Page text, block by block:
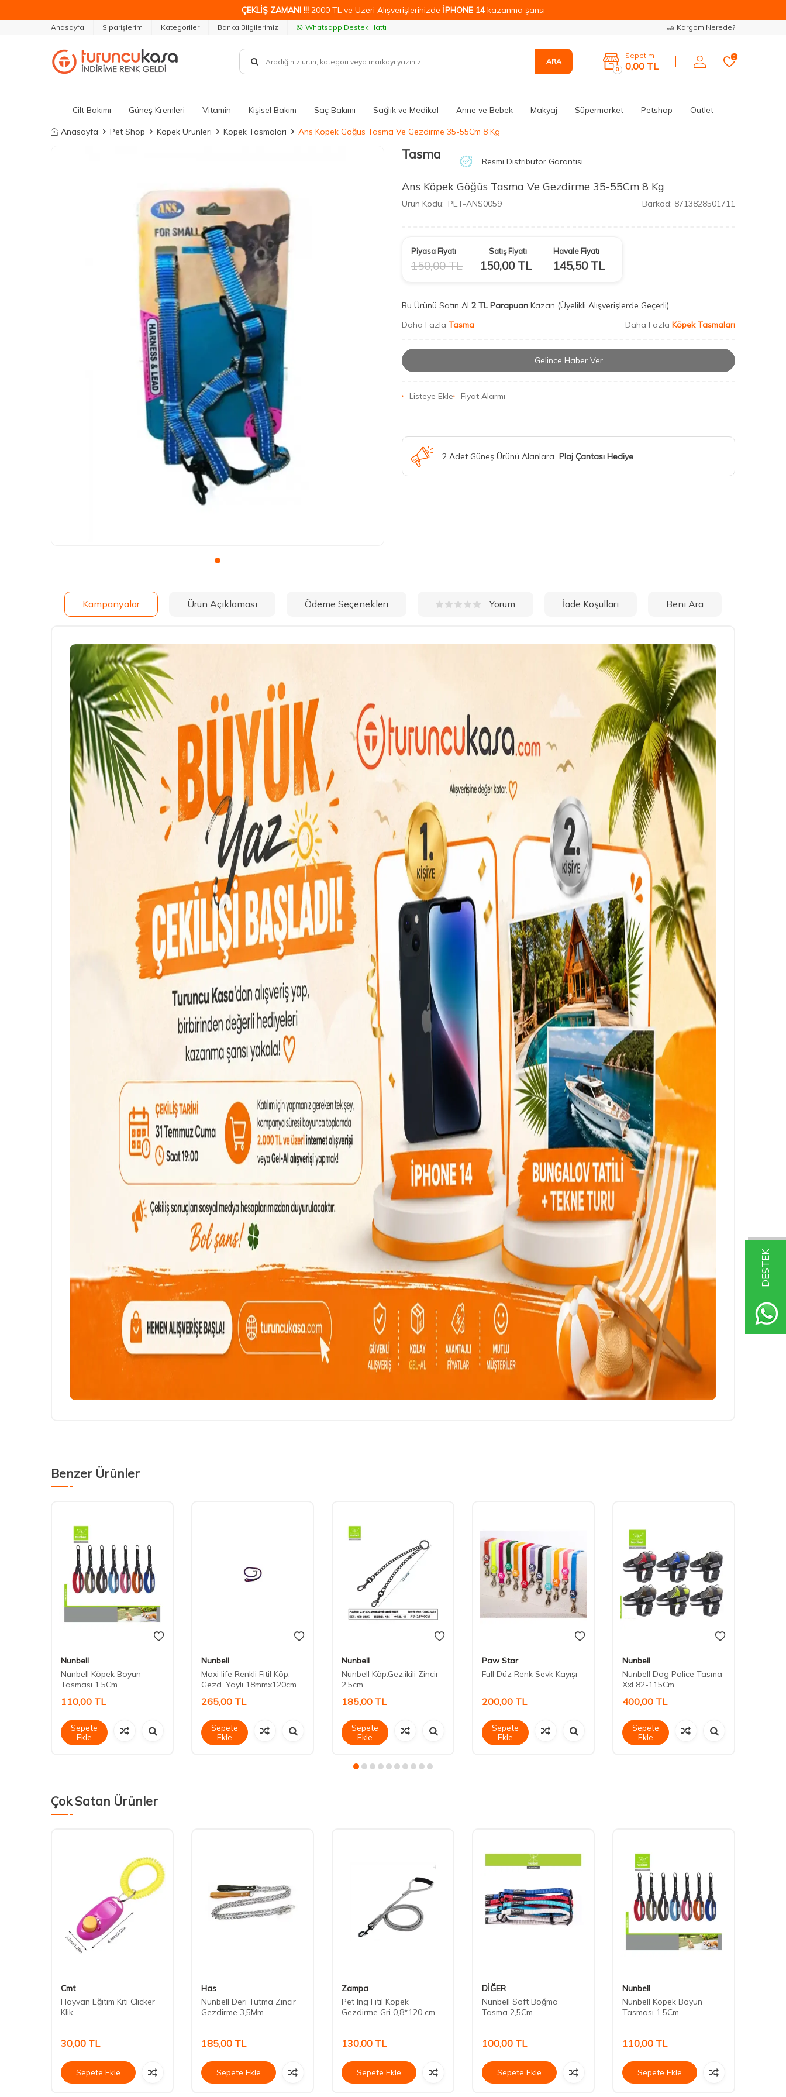
DESTEK
ÇEKLİŞ ZAMANI !!!2000 TL ve Üzeri Alışverişlerinizde İPHONE 14kazanma şansı
Anasayfa Siparişlerim Kategoriler Banka Bilgilerimiz Whatsapp Destek Hattı Kargom Nerede?
ARA
0
Sepetim
0,00 TL
0
Cilt Bakımı Güneş Kremleri Vitamin Kişisel Bakım Saç Bakımı Sağlık ve Medikal Anne ve Bebek Makyaj Süpermarket Petshop Outlet
Anasayfa Pet Shop Köpek Ürünleri Köpek Tasmaları Ans Köpek Göğüs Tasma Ve Gezdirme 35-55Cm 8 Kg
Tasma Resmi Distribütör Garantisi
Ans Köpek Göğüs Tasma Ve Gezdirme 35-55Cm 8 Kg
Ürün Kodu: PET-ANS0059 Barkod: 8713828501711
Piyasa Fiyatı
150,00TL
Satış Fiyatı
150,00TL
Havale Fiyatı
145,50TL
Bu Ürünü Satın Al 2 TL Parapuan Kazan (Üyelikli Alışverişlerde Geçerli)
Daha Fazla Tasma Daha Fazla Köpek Tasmaları
Gelince Haber Ver
Listeye Ekle Fiyat Alarmı
2 Adet Güneş Ürünü Alanlara Plaj Çantası Hediye
Kampanyalar Ürün Açıklaması Ödeme Seçenekleri Yorum İade Koşulları Beni Ara
Benzer Ürünler
Nunbell
Nunbell Köpek Boyun
Tasması 1.5Cm
110,00 TL
Sepete
Ekle
Nunbell
Maxi life Renkli Fitil Köp.
Gezd. Yaylı 18mmx120cm
265,00 TL
Sepete
Ekle
Nunbell
Nunbell Köp.Gez.ikili Zincir
2,5cm
185,00 TL
Sepete
Ekle
Paw Star
Full Düz Renk Sevk Kayışı
200,00 TL
Sepete
Ekle
Nunbell
Nunbell Dog Police Tasma
Xxl 82-115Cm
400,00 TL
Sepete
Ekle
Çok Satan Ürünler
Cmt
Hayvan Eğitim Kiti Clicker
Klik
30,00 TL
Sepete Ekle
Has
Nunbell Deri Tutma Zincir
Gezdirme 3,5Mm-
185,00 TL
Sepete Ekle
Zampa
Pet Ing Fitil Köpek
Gezdirme Gri 0,8*120 cm
130,00 TL
Sepete Ekle
DİĞER
Nunbell Soft Boğma
Tasma 2,5Cm
100,00 TL
Sepete Ekle
Nunbell
Nunbell Köpek Boyun
Tasması 1.5Cm
110,00 TL
Sepete Ekle